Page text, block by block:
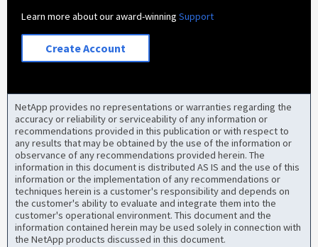
Learn more about our award-winningSupport
Create Account
NetApp provides no representations or warranties regarding the
accuracy or reliability or serviceability of any information or
recommendations provided in this publication or with respect to
any results that may be obtained by the use of the information or
observance of any recommendations provided herein. The
information in this document is distributed AS IS and the use of this
information or the implementation of any recommendations or
techniques herein is a customer's responsibility and depends on
the customer's ability to evaluate and integrate them into the
customer's operational environment. This document and the
information contained herein may be used solely in connection with
the NetApp products discussed in this document.